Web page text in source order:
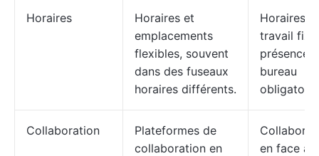
Horaires
Horaires et
emplacements
flexibles, souvent
dans des fuseaux
horaires différents.
Horaires
travail
présence
bureau
obligatoire
Collaboration
Plateformes de
collaboration en
en face à